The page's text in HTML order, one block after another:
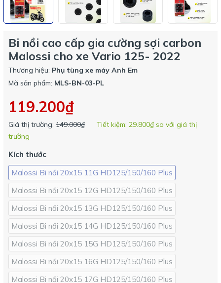
Bi nồi cao cấp gia cường sợi carbon
Malossi cho xe Vario 125- 2022
Thương hiệu: Phụ tùng xe máy Anh Em
Mã sản phẩm: MLS-BN-03-PL
119.200₫
Giá thị trường: 149.000₫ Tiết kiệm: 29.800₫ so với giá thị
trường
Kích thước
Malossi Bi nồi 20x15 11G HD125/150/160 Plus
Malossi Bi nồi 20x15 12G HD125/150/160 Plus
Malossi Bi nồi 20x15 13G HD125/150/160 Plus
Malossi Bi nồi 20x15 14G HD125/150/160 Plus
Malossi Bi nồi 20x15 15G HD125/150/160 Plus
Malossi Bi nồi 20x15 16G HD125/150/160 Plus
Malossi Bi nồi 20x15 17G HD125/150/160 Plus